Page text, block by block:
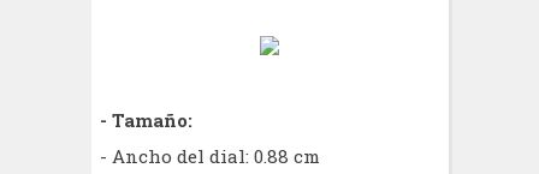
- Tamaño:
- Ancho del dial: 0.88 cm